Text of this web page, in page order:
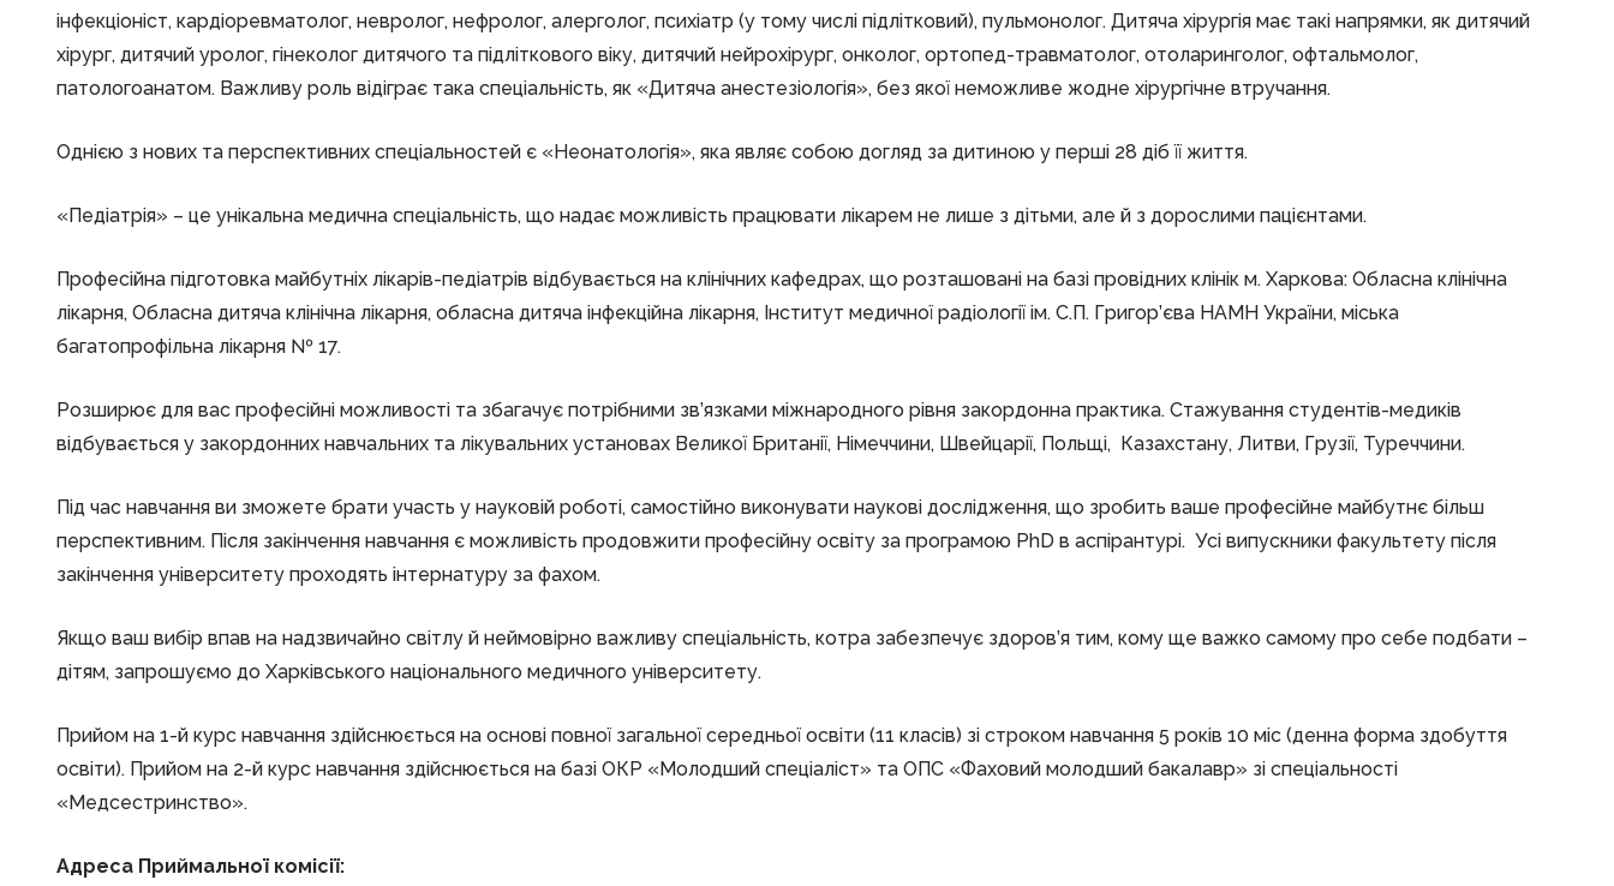
інфекціоніст, кардіоревматолог, невролог, нефролог, алерголог, психіатр (у тому числі підлітковий), пульмонолог. Дитяча хірургія має такі напрямки, як дитячий
хірург, дитячий уролог, гінеколог дитячого та підліткового віку, дитячий нейрохірург, онколог, ортопед-травматолог, отоларинголог, офтальмолог,
патологоанатом. Важливу роль відіграє така спеціальність, як «Дитяча анестезіологія», без якої неможливе жодне хірургічне втручання.
Однією з нових та перспективних спеціальностей є «Неонатологія», яка являє собою догляд за дитиною у перші 28 діб її життя.
«Педіатрія» – це унікальна медична спеціальність, що надає можливість працювати лікарем не лише з дітьми, але й з дорослими пацієнтами.
Професійна підготовка майбутніх лікарів-педіатрів відбувається на клінічних кафедрах, що розташовані на базі провідних клінік м. Харкова: Обласна клінічна
лікарня, Обласна дитяча клінічна лікарня, обласна дитяча інфекційна лікарня, Інститут медичної радіології ім. С.П. Григор’єва НАМН України, міська
багатопрофільна лікарня № 17.
Розширює для вас професійні можливості та збагачує потрібними зв’язками міжнародного рівня закордонна практика. Стажування студентів-медиків
відбувається у закордонних навчальних та лікувальних установах Великої Британії, Німеччини, Швейцарії, Польщі, Казахстану, Литви, Грузії, Туреччини.
Під час навчання ви зможете брати участь у науковій роботі, самостійно виконувати наукові дослідження, що зробить ваше професійне майбутнє більш
перспективним. Після закінчення навчання є можливість продовжити професійну освіту за програмою PhD в аспірантурі. Усі випускники факультету після
закінчення університету проходять інтернатуру за фахом.
Якщо ваш вибір впав на надзвичайно світлу й неймовірно важливу спеціальність, котра забезпечує здоров’я тим, кому ще важко самому про себе подбати –
дітям, запрошуємо до Харківського національного медичного університету.
Прийом на 1-й курс навчання здійснюється на основі повної загальної середньої освіти (11 класів) зі строком навчання 5 років 10 міс (денна форма здобуття
освіти). Прийом на 2-й курс навчання здійснюється на базі ОКР «Молодший спеціаліст» та ОПС «Фаховий молодший бакалавр» зі спеціальності
«Медсестринство».
Адреса Приймальної комісії: